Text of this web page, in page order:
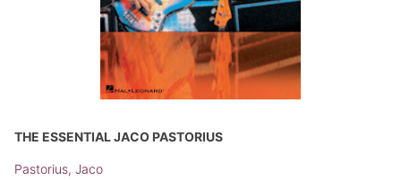
THE ESSENTIAL JACO PASTORIUS
Pastorius, Jaco